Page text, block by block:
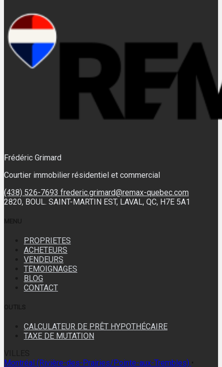
Frédéric Grimard
Courtier immobilier résidentiel et commercial
(438) 526-7693 frederic.grimard@remax-quebec.com
2820, BOUL. SAINT-MARTIN EST, LAVAL, QC, H7E 5A1
PROPRIETES
ACHETEURS
VENDEURS
TEMOIGNAGES
BLOG
CONTACT
CALCULATEUR DE PRÊT HYPOTHÉCAIRE
TAXE DE MUTATION
Montréal (Rivière-des-Prairies/Pointe-aux-Trembles)